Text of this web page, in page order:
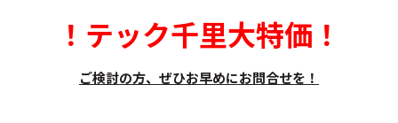
！ テック千里大特価 ！
ご検討の方、ぜひお早めにお問合せを！